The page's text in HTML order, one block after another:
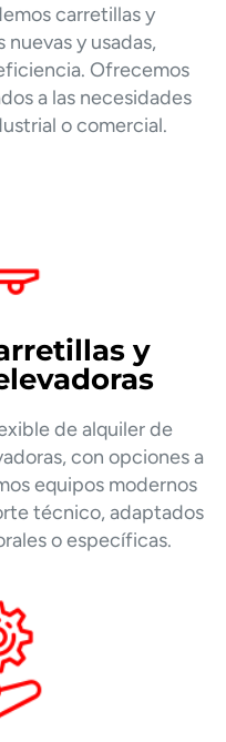
carretillas y
y usadas,
Ofrecemos
a las necesidades
o comercial.
y
de alquiler de
con opciones a
equipos modernos
técnico, adaptados
o específicas.